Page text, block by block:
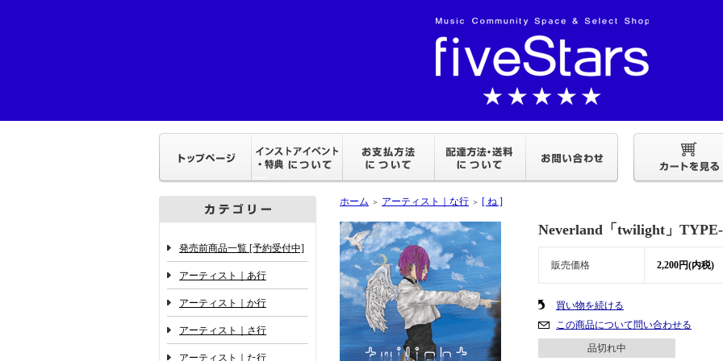
発売前商品一覧 [予約受付中]
アーティスト｜あ行
アーティスト｜か行
アーティスト｜さ行
アーティスト｜た行
ホーム ＞ アーティスト｜な行 ＞ [ ね ]
Neverland「twilight」
販売価格 2,200円(内税)
買い物を続ける
この商品について問い合わせる
品切れ中